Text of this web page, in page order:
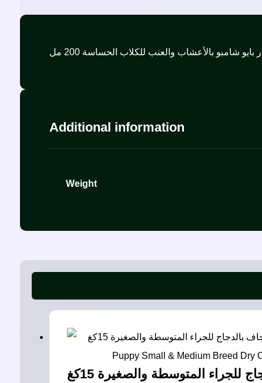
Additional information
Weight
أبلاوز طعام جاف بالدجاج للجراء المتوسطة والصغيرة 15كغ – Applaws Puppy Small & Medium Breed Dry Chicken